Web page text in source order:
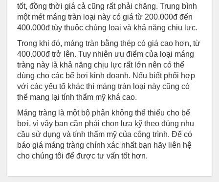
tốt, đồng thời giá cả cũng rất phải chăng. Trung bình
một mét máng tràn loại này có giá từ 200.000đ đến
400.000đ tùy thuộc chủng loại và khả năng chịu lực.
Trong khi đó, máng tràn bằng thép có giá cao hơn, từ
400.000đ trở lên. Tuy nhiên ưu điểm của loại máng
tràng này là khả năng chịu lực rất lớn nên có thể
dùng cho các bể bơi kinh doanh. Nếu biết phối hợp
với các yếu tố khác thì máng tràn loại này cũng có
thể mang lại tính thẩm mỹ khá cao.
Máng tràng là một bộ phận không thể thiếu cho bể
bơi, vì vậy bạn cần phải chọn lựa kỹ theo đúng nhu
cầu sử dụng và tính thẩm mỹ của công trình. Để có
báo giá máng tràng chính xác nhất bạn hãy liên hệ
cho chúng tôi để được tư vấn tốt hơn.